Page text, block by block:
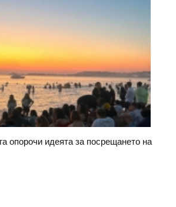
опорочи идеята за посрещането на